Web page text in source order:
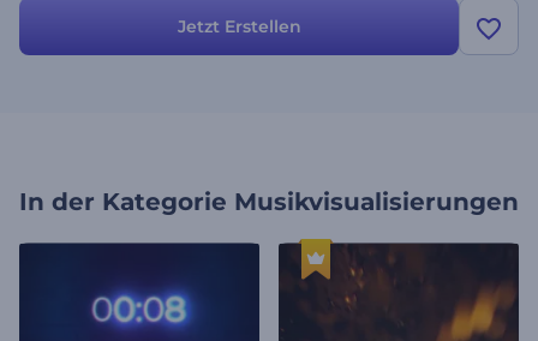
Jetzt Erstellen
In der Kategorie Musikvisualisierungen